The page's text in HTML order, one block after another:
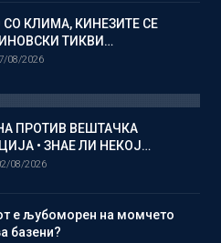
КЛИМА, КИНЕЗИТЕ СЕ
ТИКВИ…
08/2026
ПРОТИВ ВЕШТАЧКА
• ЗНАЕ ЛИ НЕКОЈ…
08/2026
е љубоморен на момчето
базени?